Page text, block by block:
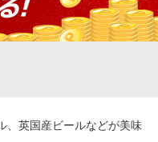
で火を入れるとひれから
みが出て風味豊かな味わ
南口 徒歩5分
、英国産ビールなどが美味